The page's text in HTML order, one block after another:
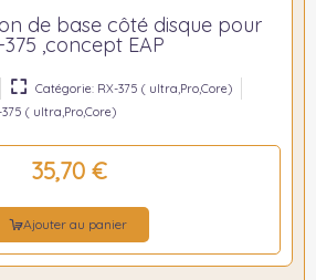
de base côté disque pour
375 ,concept EAP
Catégorie: RX-375 ( ultra,Pro,Core)
( ultra,Pro,Core)
35,70 €
Ajouter au panier